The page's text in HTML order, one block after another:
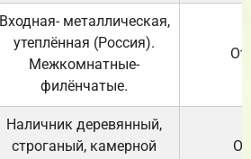
Входная- металлическая,
утеплённая (Россия).
Межкомнатные-
филёнчатые.
Наличник деревянный,
строганый, камерной